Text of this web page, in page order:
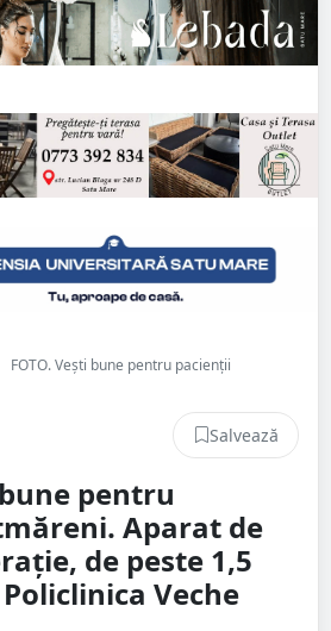
FOTO. Vești bune pentru pacienții
Salvează
pentru
Aparat de
de peste 1,5
Veche